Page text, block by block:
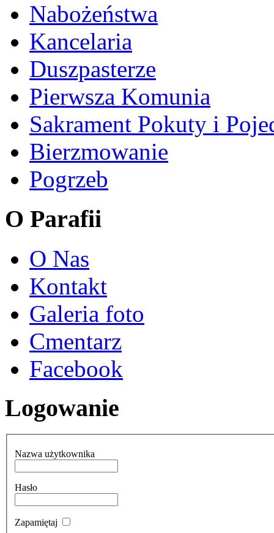
Nabożeństwa
Kancelaria
Duszpasterze
Pierwsza Komunia
Sakrament Pokuty i
Bierzmowanie
Pogrzeb
O Parafii
O Nas
Kontakt
Galeria foto
Cmentarz
Facebook
Logowanie
Nazwa użytkownika
Hasło
Zapamiętaj